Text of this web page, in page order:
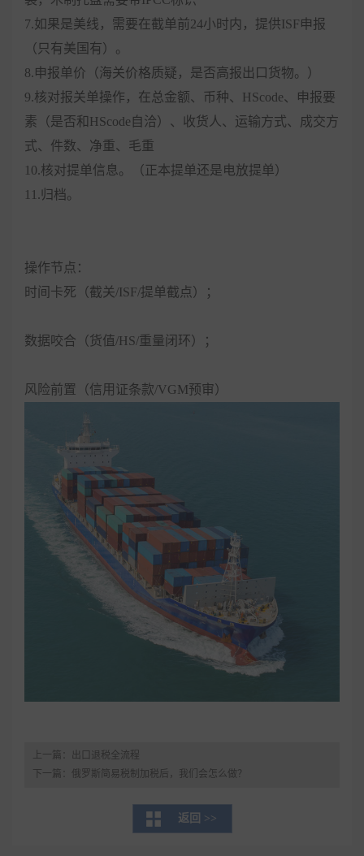
7.如果是美线，需要在截单前24小时内，提供ISF申报
（只有美国有）。
8.申报单价（海关价格质疑，是否高报出口货物。）
9.核对报关单操作，在总金额、币种、HScode、申报要
素（是否和HScode自洽）、收货人、运输方式、成交方
式、件数、净重、毛重
10.核对提单信息。（正本提单还是电放提单）
11.归档。
操作节点：
时间卡死（截关/ISF/提单截点）；
数据咬合（货值/HS/重量闭环）；
风险前置（信用证条款/VGM预审）
上一篇：
出口退税全流程
下一篇： 俄罗斯简易税制加税后，我们会怎么做？
返回 >>